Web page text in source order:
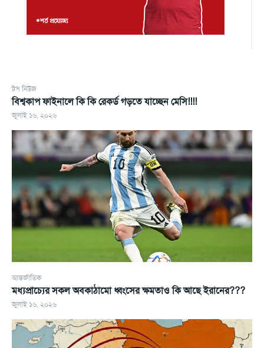
টপ নিউজ
বিশ্বকাপ ফাইনালে কি কি রেকর্ড গড়তে যাচ্ছেন মেসি!!!!
জুলাই ১৬, ২০২৬
আন্তর্জাতিক
মধ্যপ্রাচ্যের সকল অবকাঠামো ধ্বংসের ক্ষমতাও কি আছে ইরানের???
জুলাই ১৬, ২০২৬